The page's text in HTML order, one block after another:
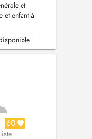
et
et enfant à
et
et
du
und
60